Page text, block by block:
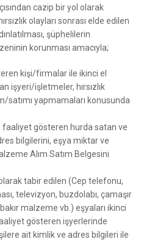
cazip bir yol olarak
olayları sonrası elde edilen
şüphelilerin
korunması amacıyla;
kişi/firmalar ile ikinci el
işyeri/işletmeler, hırsızlık
yapmamaları konusunda
faaliyet gösteren hurda satan ve
bilgilerini, eşya miktar ve
Alım Satım Belgesini
tabir edilen (Cep telefonu,
televizyon, buzdolabı, çamaşır
malzeme vb.) eşyaları ikinci
gösteren işyerlerinde
ait kimlik ve adres bilgileri ile